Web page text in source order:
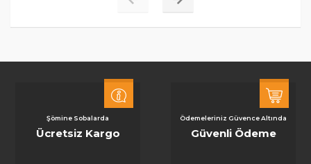
Şömine Sobalarda
Ücretsiz Kargo
Ödemeleriniz Güvence Altında
Güvenli Ödeme